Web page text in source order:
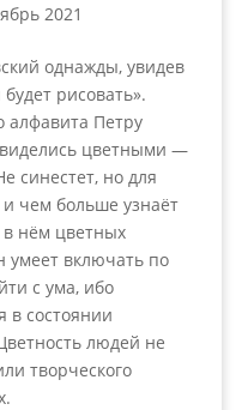
2021
однажды, увидев
рисовать».
алфавита Петру
цветными —
синестет, но для
чем больше узнаёт
в нём цветных
умеет включать по
с ума, ибо
в состоянии
людей не
творческого